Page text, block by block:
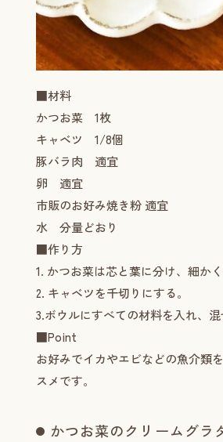
■材料
かつお菜 1枚
キャベツ 1/8個
豚バラ肉 適宜
卵 適宜
市販のお好み焼き粉 適宜
水 分量どおり
■作り方
1. かつお菜は芯と葉に分け、細かく
2. キャベツを千切りにする。
3.ボウルにすべての材料を入れ、混
■Point
お好みでイカやエビなどの魚介類
スメです。
かつお菜のクリームグラ